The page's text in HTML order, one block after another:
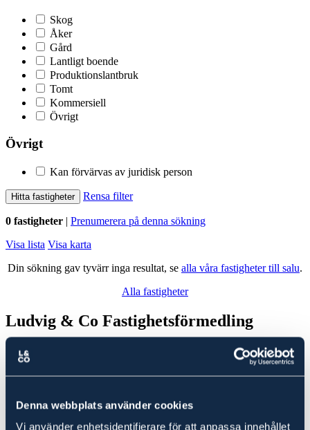
Denna webbplats använder cookies
Vi använder enhetsidentifierare för att anpassa innehållet
Skog
Åker
Gård
Lantligt boende
Produktionslantbruk
Tomt
Kommersiell
Övrigt
Övrigt
Kan förvärvas av juridisk person
Hitta fastigheter Rensa filter
0 fastigheter | Prenumerera på denna sökning
Visa lista Visa karta
Din sökning gav tyvärr inga resultat, se alla våra fastigheter till salu.
Alla fastigheter
Ludvig & Co Fastighetsförmedling
Ludvig & Co Fastighetsförmedling är landets största förmedlare av
skog- och lantbruksfastigheter. Vi hjälper också varje år många
kunder att köpa en fastighet genom att ge rådgivning till spekulanter
Fastigheter till salu iRobertsfors